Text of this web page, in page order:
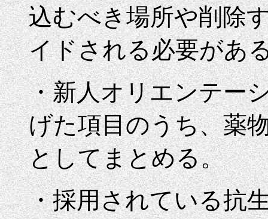
込むべき場所や削除
イドされる必要があ
・新人オリエンテー
げた項目のうち、薬
としてまとめる。
・採用されている抗